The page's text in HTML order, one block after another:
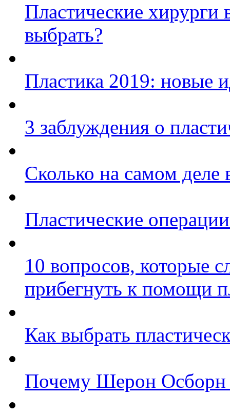
Пластические хирурги
выбрать?
Пластика 2019: новые
3 заблуждения о
Сколько на самом деле
Пластические
10 вопросов, которые
прибегнуть к помощи
Как выбрать
Почему Шерон Осборн